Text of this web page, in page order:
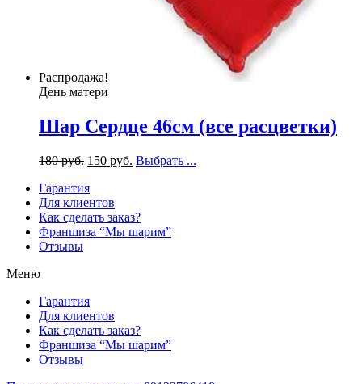
Распродажа!
День матери
Шар Сердце 46см (все расцветки)
180руб. 150 руб. Выбрать ...
Гарантия
Для клиентов
Как сделать заказ?
Франшиза “Мы шарим”
Отзывы
Меню
Гарантия
Для клиентов
Как сделать заказ?
Франшиза “Мы шарим”
Отзывы